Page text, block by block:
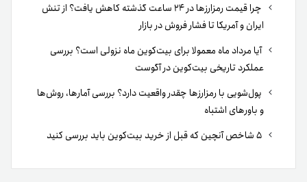
چرا قیمت رمزارزها در ۲۴ ساعت گذشته کاهش یافت؟ از تنش
ایران و آمریکا تا فشار فروش در بازار
آیا مرداد ماه معمولا برای بیت‌کوین ماه نزولی است؟ بررسی
عملکرد تاریخی بیت‌کوین در آگوست
پول‌شویی با رمزارزها چقدر واقعیت دارد؟ بررسی آمارها، روش‌ها
و باورهای اشتباه